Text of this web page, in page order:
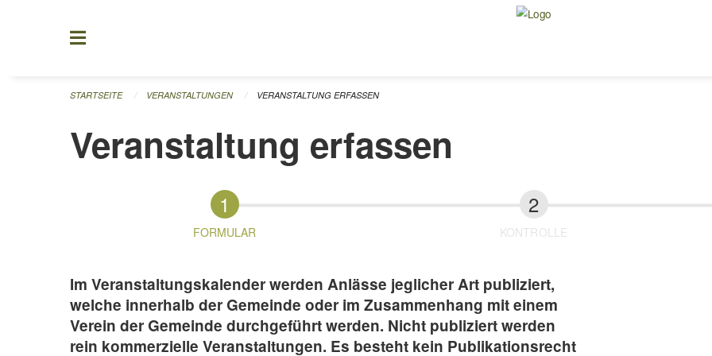
STARTSEITE VERANSTALTUNGEN VERANSTALTUNG ERFASSEN
Veranstaltung erfassen
FORMULAR KONTROLLE
Im Veranstaltungskalender werden Anlässe jeglicher Art publiziert,
welche innerhalb der Gemeinde oder im Zusammenhang mit einem
Verein der Gemeinde durchgeführt werden. Nicht publiziert werden
rein kommerzielle Veranstaltungen. Es besteht kein Publikationsrecht